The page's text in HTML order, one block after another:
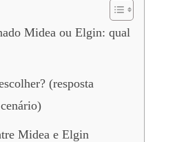
Midea ou Elgin: qual
(resposta
Midea e Elgin